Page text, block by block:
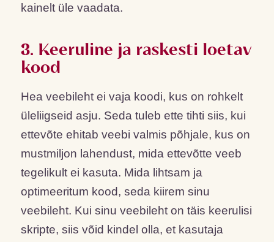
kainelt üle vaadata.
3. Keeruline ja raskesti loetav
kood
Hea veebileht ei vaja koodi, kus on rohkelt
üleliigseid asju. Seda tuleb ette tihti siis, kui
ettevõte ehitab veebi valmis põhjale, kus on
mustmiljon lahendust, mida ettevõtte veeb
tegelikult ei kasuta. Mida lihtsam ja
optimeeritum kood, seda kiirem sinu
veebileht. Kui sinu veebileht on täis keerulisi
skripte, siis võid kindel olla, et kasutaja